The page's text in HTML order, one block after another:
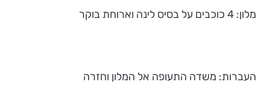
מלון: 4 כוכבים על בסיס לינה וארוחת בוקר
העברות: משדה התעופה אל המלון וחזרה